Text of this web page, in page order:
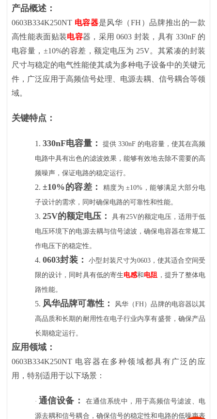
产品概述：
0603B334K250NT 电容器是风华（FH）品牌推出的一款
高性能表面贴装电容器，采用 0603 封装，具有 330nF 的
电容量，±10%的容差，额定电压为 25V。其紧凑的封装
尺寸与稳定的电气性能使其成为多种电子设备中的关键元
件，广泛应用于高频信号处理、电源去耦、信号耦合等领
域。
关键特点：
1. 330nF电容量： 提供 330nF 的电容量，使其在高频
电路中具有出色的滤波效果，能够有效地去除不需要的高
频噪声，保证电路的稳定运行。
2.±10%的容差： 精度为 ±10%，能够满足大部分电
子设计的需求，同时确保电路的可靠性和性能。
3.25V的额定电压： 具有25V的额定电压，适用于低
电压环境下的电源去耦与信号滤波，确保电容器在常规工
作电压下的稳定性。
4.0603封装： 小型封装尺寸为0603，使其适合空间受
限的设计，同时具有低的寄生电感和电阻
，提升了整体电
路性能。
5. 风华品牌可靠性： 风华（FH）品牌的电容器以其
高品质和长期的耐用性在电子行业内享有盛誉，确保产品
长期稳定运行。
应用领域：
0603B334K250NT 电容器在多种领域都具有广泛的应
用，特别适用于以下场景：
· 通信设备：
在通信系统中，用于高频信号滤波、电
源去耦和信号耦合，确保信号的稳定性和电路的低噪声表